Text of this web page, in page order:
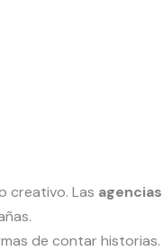
creativo. Las
de contar historias.